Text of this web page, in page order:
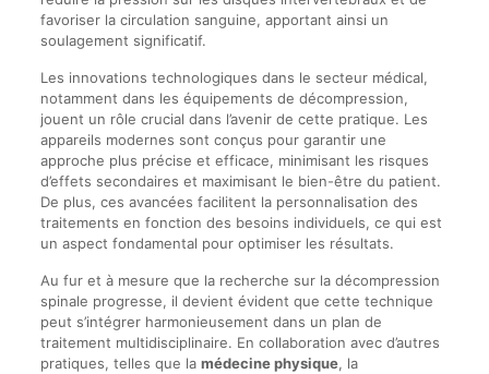
favoriser la circulation sanguine, apportant ainsi un
soulagement significatif.
Les innovations technologiques dans le secteur médical,
notamment dans les équipements de décompression,
jouent un rôle crucial dans l’avenir de cette pratique. Les
appareils modernes sont conçus pour garantir une
approche plus précise et efficace, minimisant les risques
d’effets secondaires et maximisant le bien-être du patient.
De plus, ces avancées facilitent la personnalisation des
traitements en fonction des besoins individuels, ce qui est
un aspect fondamental pour optimiser les résultats.
Au fur et à mesure que la recherche sur la décompression
spinale progresse, il devient évident que cette technique
peut s’intégrer harmonieusement dans un plan de
traitement multidisciplinaire. En collaboration avec d’autres
pratiques, telles que la médecine physique, la